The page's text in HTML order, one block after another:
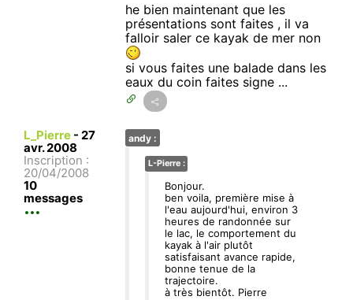
he bien maintenant que les
présentations sont faites , il va
falloir saler ce kayak de mer non
si vous faites une balade dans les
eaux du coin faites signe ...
L_Pierre - 27
avr. 2008
Inscription :
20/04/2008
10
messages
andy :
L-Pierre :
Bonjour.
ben voila, première mise à
l'eau aujourd'hui, environ 3
heures de randonnée sur
le lac, le comportement du
kayak à l'air plutôt
satisfaisant avance rapide,
bonne tenue de la
trajectoire.
à très bientôt. Pierre